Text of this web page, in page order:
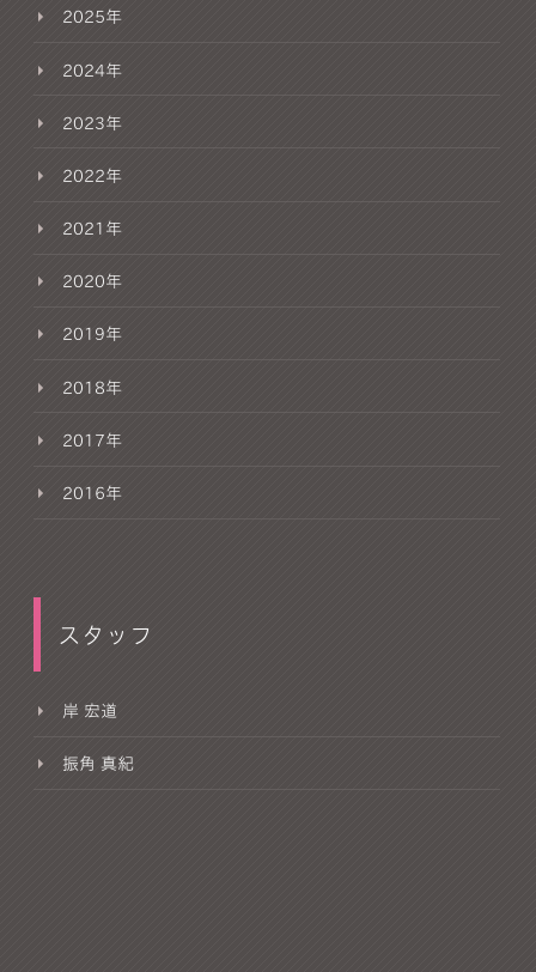
2025年
2024年
2023年
2022年
2021年
2020年
2019年
2018年
2017年
2016年
スタッフ
岸 宏道
振角 真紀